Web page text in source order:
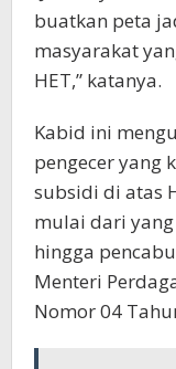
buatkan peta
masyarakat
HET,” katanya.
Kabid ini
pengecer yang
subsidi di atas
mulai dari
hingga
Menteri
Nomor 04